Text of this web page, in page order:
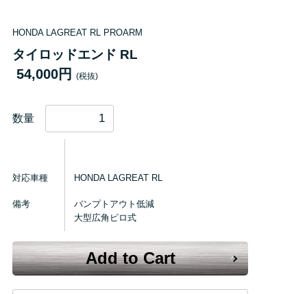
HONDA LAGREAT RL PROARM
タイロッドエンド RL
54,000円 (税抜)
数量
対応車種 HONDA LAGREAT RL
備考
バンプトアウト低減
大型広角ピロ式
Add to Cart